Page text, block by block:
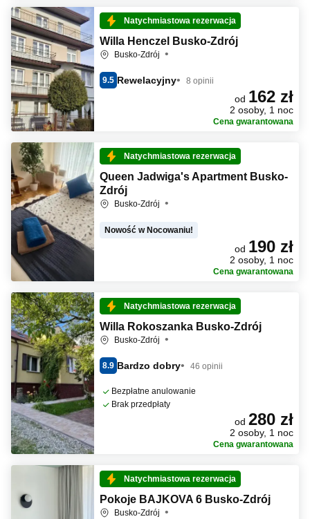
Natychmiastowa rezerwacja
Willa Henczel Busko-Zdrój
Busko-Zdrój
9.5 Rewelacyjny 8 opinii
od 162 zł
2 osoby, 1 noc
Cena gwarantowana
Natychmiastowa rezerwacja
Queen Jadwiga's Apartment Busko-
Zdrój
Busko-Zdrój
Nowość w Nocowaniu!
od 190 zł
2 osoby, 1 noc
Cena gwarantowana
Natychmiastowa rezerwacja
Willa Rokoszanka Busko-Zdrój
Busko-Zdrój
8.9 Bardzo dobry 46 opinii
Bezpłatne anulowanie
Brak przedpłaty
od 280 zł
2 osoby, 1 noc
Cena gwarantowana
Natychmiastowa rezerwacja
Pokoje BAJKOVA 6 Busko-Zdrój
Busko-Zdrój